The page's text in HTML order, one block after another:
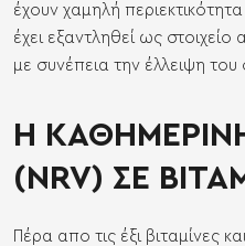
έχουν χαμηλή
έχει εξαντληθεί ως
με συνέπεια την έλλειψη
Η
(NRV) ΣΕ
Πέρα απο τις έξι βιταμίνες